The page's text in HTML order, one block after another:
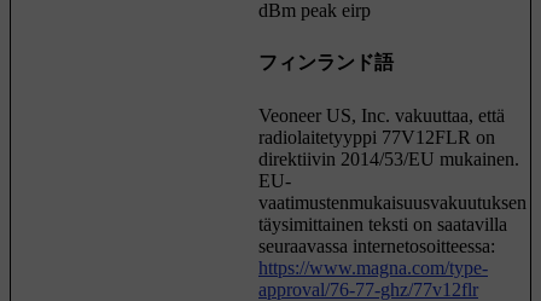
dBm peak eirp
フィンランド語
Veoneer US, Inc. vakuuttaa, että
radiolaitetyyppi 77V12FLR on
direktiivin 2014/53/EU mukainen.
EU-
vaatimustenmukaisuusvakuutuksen
täysimittainen teksti on saatavilla
seuraavassa internetosoitteessa:
https://www.magna.com/type-
approval/76-77-ghz/77v12flr